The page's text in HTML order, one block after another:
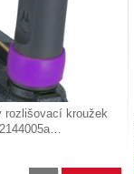
rozlišovací kroužek